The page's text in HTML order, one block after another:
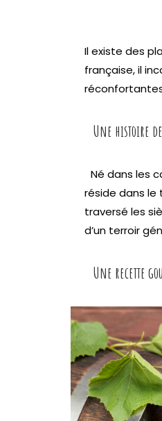
Il existe des
française, il
Une histoire
Né dans les
réside dans le
traversé les
d’un terroir
Une recette